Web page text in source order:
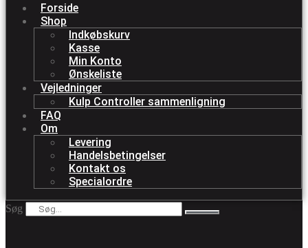
Forside
Shop
Indkøbskurv
Kasse
Min Konto
Ønskeliste
Vejledninger
Kulp Controller sammenligning
FAQ
Om
Levering
Handelsbetingelser
Kontakt os
Specialordre
Søg